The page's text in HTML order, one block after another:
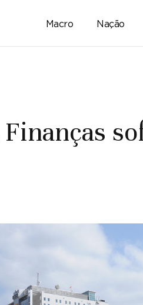
Macro Nação